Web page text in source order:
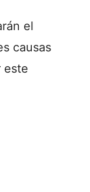
el
causas
este